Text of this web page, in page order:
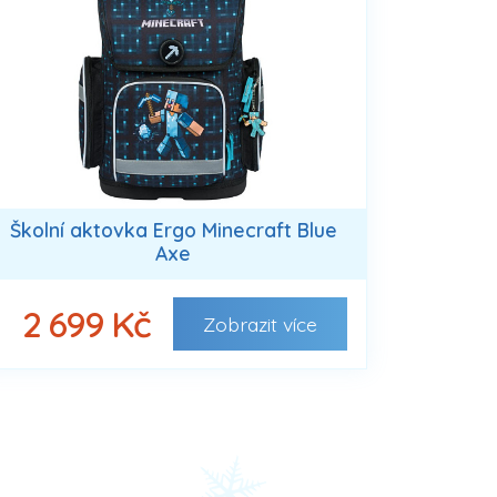
Školní aktovka Ergo Minecraft Blue
Axe
2 699 Kč Zobrazit více